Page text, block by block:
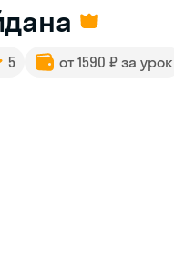
5 от 1590 ₽ за урок